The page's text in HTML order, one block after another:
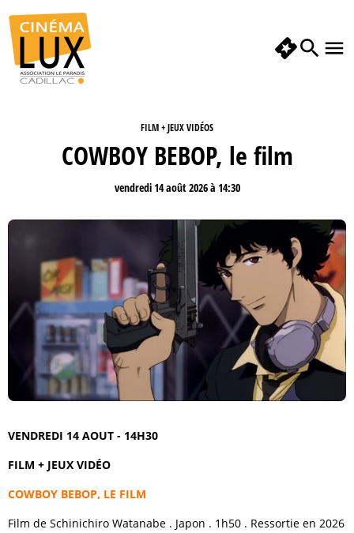
FILM + JEUX VIDÉOS
COWBOY BEBOP, le film
vendredi 14 août 2026 à 14:30
VENDREDI 14 AOUT - 14H30
FILM + JEUX VIDÉO
COWBOY BEBOP, LE FILM
Film de Schinichiro Watanabe . Japon . 1h50 . Ressortie en 2026